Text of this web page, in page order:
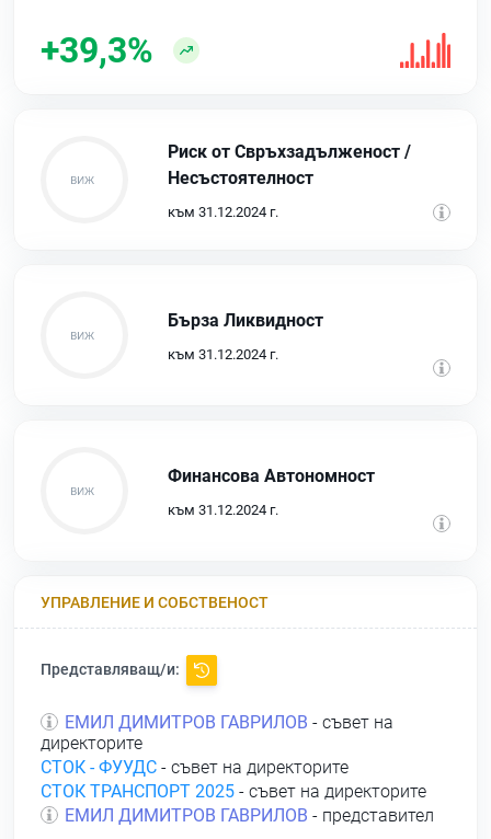
+39,3%
Риск от Свръхзадълженост /
Несъстоятелност
към 31.12.2024 г.
Бърза Ликвидност
към 31.12.2024 г.
Финансова Автономност
към 31.12.2024 г.
УПРАВЛЕНИЕ И СОБСТВЕНОСТ
Представляващ/и:
ЕМИЛ ДИМИТРОВ ГАВРИЛОВ - съвет на
директорите
СТОК - ФУУДС - съвет на директорите
СТОК ТРАНСПОРТ 2025 - съвет на директорите
ЕМИЛ ДИМИТРОВ ГАВРИЛОВ - представител